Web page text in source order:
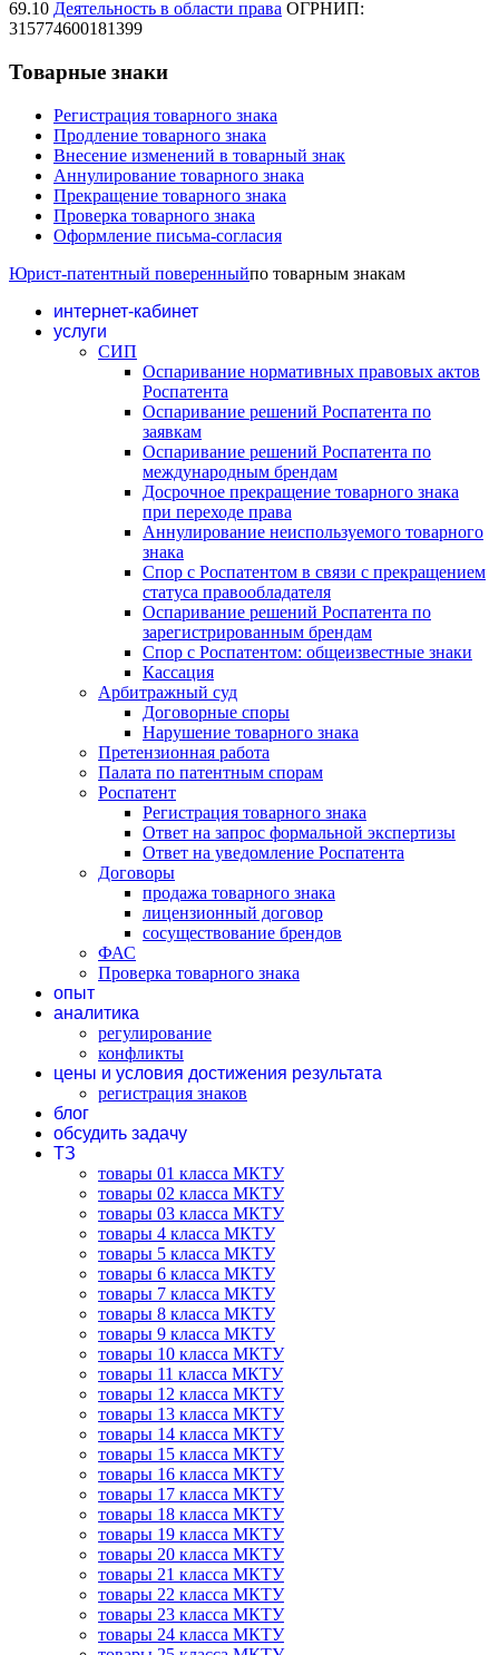
69.10 Деятельность в области права ОГРНИП:
315774600181399
Товарные знаки
Регистрация товарного знака
Продление товарного знака
Внесение изменений в товарный знак
Аннулирование товарного знака
Прекращение товарного знака
Проверка товарного знака
Оформление письма-согласия
Юрист-патентный поверенныйпо товарным знакам
интернет-кабинет
услуги
СИП
Оспаривание нормативных правовых актов
Роспатента
Оспаривание решений Роспатента по
заявкам
Оспаривание решений Роспатента по
международным брендам
Досрочное прекращение товарного знака
при переходе права
Аннулирование неиспользуемого товарного
знака
Спор с Роспатентом в связи с прекращением
статуса правообладателя
Оспаривание решений Роспатента по
зарегистрированным брендам
Спор с Роспатентом: общеизвестные знаки
Кассация
Арбитражный суд
Договорные споры
Нарушение товарного знака
Претензионная работа
Палата по патентным спорам
Роспатент
Регистрация товарного знака
Ответ на запрос формальной экспертизы
Ответ на уведомление Роспатента
Договоры
продажа товарного знака
лицензионный договор
сосуществование брендов
ФАС
Проверка товарного знака
опыт
аналитика
регулирование
конфликты
цены и условия достижения результата
регистрация знаков
блог
обсудить задачу
ТЗ
товары 01 класса МКТУ
товары 02 класса МКТУ
товары 03 класса МКТУ
товары 4 класса МКТУ
товары 5 класса МКТУ
товары 6 класса МКТУ
товары 7 класса МКТУ
товары 8 класса МКТУ
товары 9 класса МКТУ
товары 10 класса МКТУ
товары 11 класса МКТУ
товары 12 класса МКТУ
товары 13 класса МКТУ
товары 14 класса МКТУ
товары 15 класса МКТУ
товары 16 класса МКТУ
товары 17 класса МКТУ
товары 18 класса МКТУ
товары 19 класса МКТУ
товары 20 класса МКТУ
товары 21 класса МКТУ
товары 22 класса МКТУ
товары 23 класса МКТУ
товары 24 класса МКТУ